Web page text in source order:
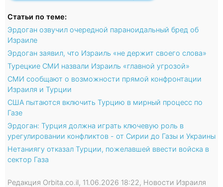
Статьи по теме:
Эрдоган озвучил очередной параноидальный бред об
Израиле
Эрдоган заявил, что Израиль «не держит своего слова»
Турецкие СМИ назвали Израиль «главной угрозой»
СМИ сообщают о возможности прямой конфронтации
Израиля и Турции
США пытаются включить Турцию в мирный процесс по
Газе
Эрдоган: Турция должна играть ключевую роль в
урегулировании конфликтов - от Сирии до Газы и Украины
Нетаниягу отказал Турции, пожелавшей ввести войска в
сектор Газа
Редакция Orbita.co.il, 11.06.2026 18:22, Новости Израиля